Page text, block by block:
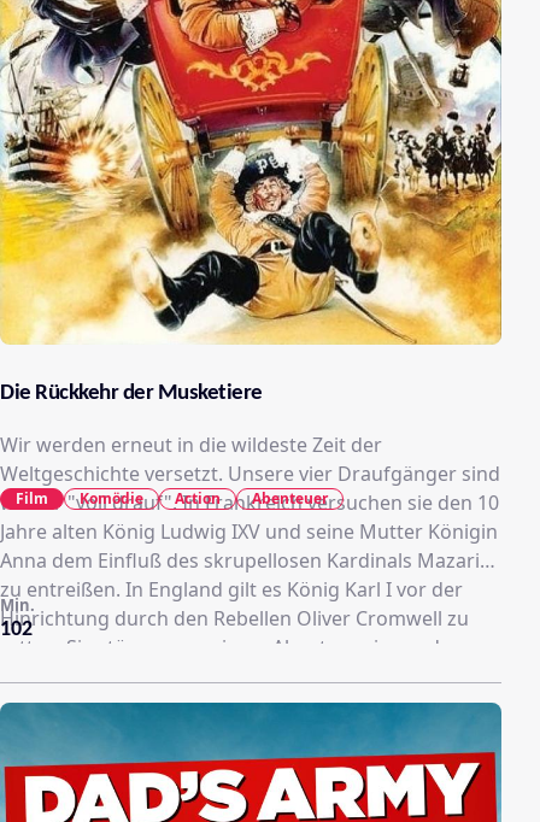
Die Rückkehr der Musketiere
Wir werden erneut in die wildeste Zeit der
Weltgeschichte versetzt. Unsere vier Draufgänger sind
wieder "voll drauf". In Frankreich versuchen sie den 10
Jahre alten König Ludwig IXV und seine Mutter Königin
Anna dem Einfluß des skrupellosen Kardinals Mazarin
zu entreißen. In England gilt es König Karl I vor der
Hinrichtung durch den Rebellen Oliver Cromwell zu
retten. Sie stürzen von einem Abenteuer ins andere,
doch bei der schönen Spionin Justine laufen alle
Gefahr ihr Herz...und somit Kopf und Kragen zu
verlieren.
102
Min.
Film Komödie Action Abenteuer